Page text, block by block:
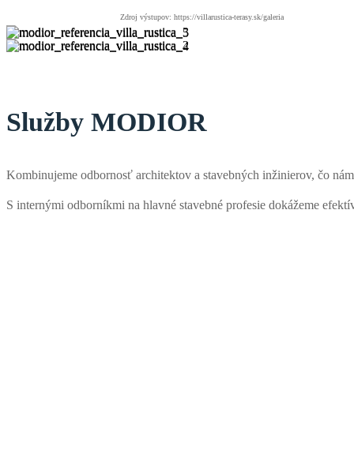
Zdroj výstupov: https://villarustica-terasy.sk/galeria
Služby MODIOR
Kombinujeme odbornosť architektov a stavebných inžinierov, čo
S internými odborníkmi na hlavné stavebné profesie dokážeme